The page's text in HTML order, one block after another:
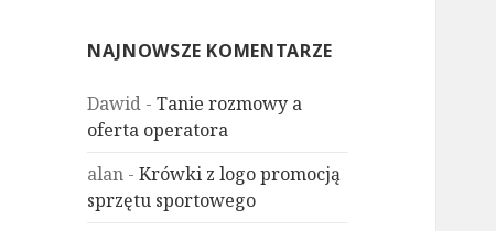
NAJNOWSZE KOMENTARZE
Dawid -Tanie rozmowy a
oferta operatora
alan -Krówki z logo promocją
sprzętu sportowego